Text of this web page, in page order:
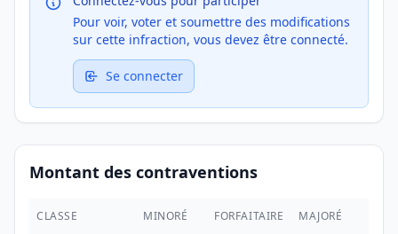
Pour voir, voter et soumettre des modifications
sur cette infraction, vous devez être connecté.
Se connecter
Montant des contraventions
CLASSE MINORÉ FORFAITAIRE MAJORÉ